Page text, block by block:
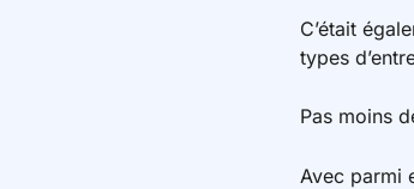
C’était
types
Pas moins
Avec parmi